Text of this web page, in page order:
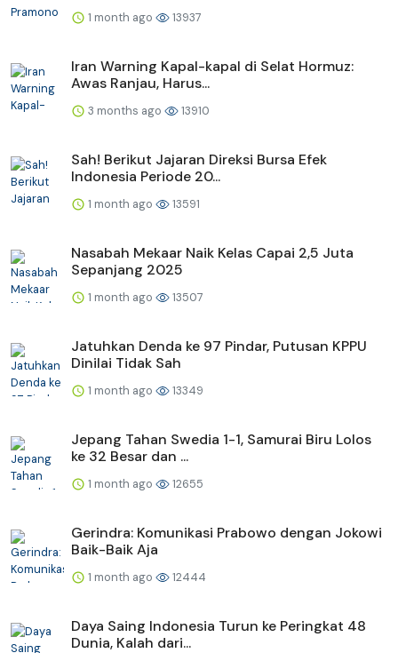
1 month ago 13937
Iran Warning Kapal-kapal di Selat Hormuz:
Awas Ranjau, Harus...
3 months ago 13910
Sah! Berikut Jajaran Direksi Bursa Efek
Indonesia Periode 20...
1 month ago 13591
Nasabah Mekaar Naik Kelas Capai 2,5 Juta
Sepanjang 2025
1 month ago 13507
Jatuhkan Denda ke 97 Pindar, Putusan KPPU
Dinilai Tidak Sah
1 month ago 13349
Jepang Tahan Swedia 1-1, Samurai Biru Lolos
ke 32 Besar dan ...
1 month ago 12655
Gerindra: Komunikasi Prabowo dengan Jokowi
Baik-Baik Aja
1 month ago 12444
Daya Saing Indonesia Turun ke Peringkat 48
Dunia, Kalah dari...